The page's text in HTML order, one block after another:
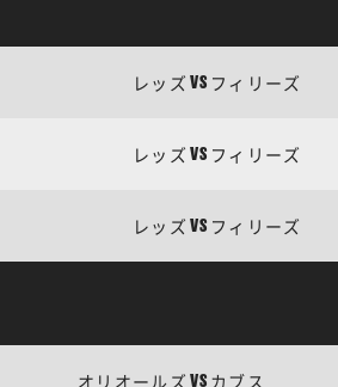
レッズ VS フィリーズ
レッズ VS フィリーズ
レッズ VS フィリーズ
オリオールズ VS カブス